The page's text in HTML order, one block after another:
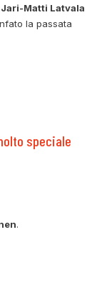
Matti Latvala
la passata
speciale
.